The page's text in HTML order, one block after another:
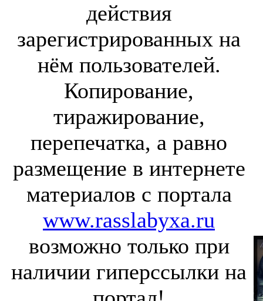
действия
зарегистрированных на
нём пользователей.
Копирование,
тиражирование,
перепечатка, а равно
размещение в интернете
материалов с портала
www.rasslabyxa.ru
возможно только при
наличии гиперссылки на